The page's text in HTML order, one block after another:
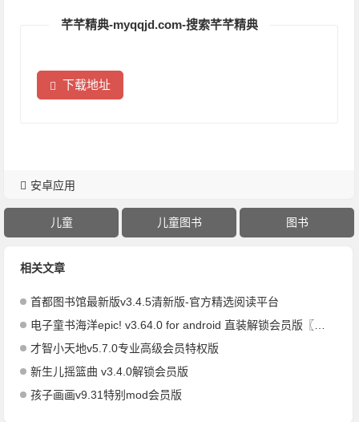
芊芊精典-myqqjd.com-搜索芊芊精典
下载地址
安卓应用
儿童 儿童图书 图书
相关文章
首都图书馆最新版v3.4.5清新版-官方精选阅读平台
电子童书海洋epic! v3.64.0 for android 直装解锁会员版〖世界排名第一〗
才智小天地v5.7.0专业高级会员特权版
新生儿摇篮曲 v3.4.0解锁会员版
孩子画画v9.31特别mod会员版